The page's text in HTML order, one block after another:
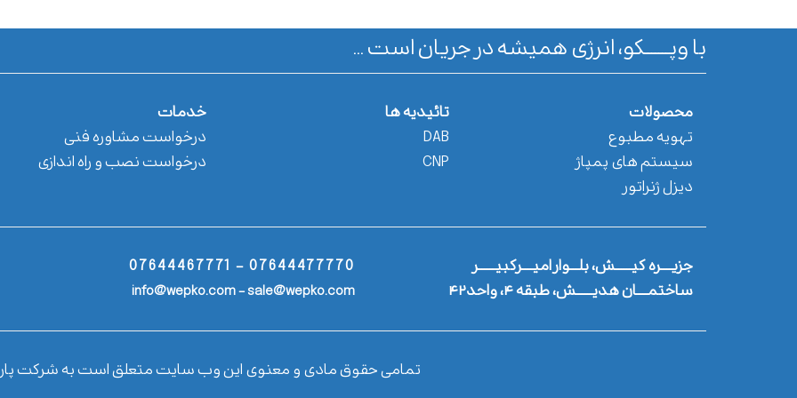
با وپـــــــکو، انرژی همیشه در جریان است ...
محصولات
تهویه مطبوع
سیستم های پمپاژ
دیزل ژنراتور
تائیدیه ها
DAB
CNP
خدمات
درخواست مشاوره فنی
درخواست نصب و راه اندازی
07644477770 - 07644467771
info@wepko.com - sale@wepko.com
جزیــــره کیــــــش، بلـــوار امیــــرکبیــــــر
ساختمــــان هدیــــــش، طبقه ۴، واحد۴۲
تمامی حقوق مادی و معنوی این وب سایت متعلق است به شرکت